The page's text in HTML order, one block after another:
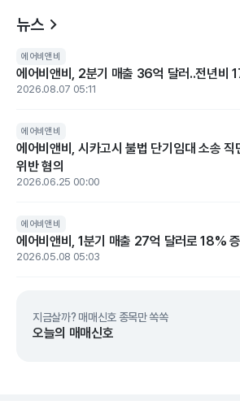
뉴스
에어비앤비
에어비앤비, 2분기 매출 36억 달러..전년비
2026.08.07 05:11
에어비앤비
에어비앤비, 시카고시 불법 단기임대 소송
위반 혐의
2026.06.25 00:00
에어비앤비
에어비앤비, 1분기 매출 27억 달러로 18%
2026.05.08 05:03
지금살까? 매매신호 종목만 쏙쏙
오늘의 매매신호